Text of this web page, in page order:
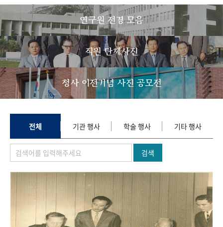
간행물 변천사
기록물 아카이브
사진 아카이브 문서 기록물 행정박물 영상 기록물
50+1 주년 기념
성과 50선 숫자로 보는 50년
세계와 함께 한 KIHASA
VR 역사관
연구원 전경 모음
직원 단체사진
청사 이전기념 사진 공모전
전체 기관 행사 학술 행사 기타 행사
검색